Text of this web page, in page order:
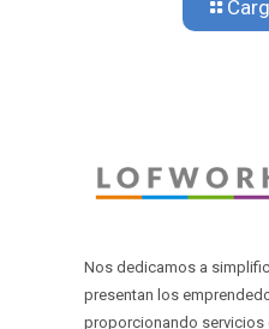
Nos dedicamos a
presentan los
proporcionando servicios